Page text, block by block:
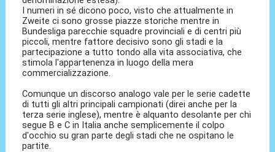
I numeri in sé dicono poco, visto che attualmente in
Zweite ci sono grosse piazze storiche mentre in
Bundesliga parecchie squadre provinciali e di centri più
piccoli, mentre fattore decisivo sono gli stadi e la
partecipazione a tutto tondo alla vita associativa, che
stimola l'appartenenza in luogo della mera
commercializzazione.
Comunque un discorso analogo vale per le serie cadette
di tutti gli altri principali campionati (direi anche per la
terza serie inglese), mentre è alquanto desolante per chi
segue B e C in Italia anche semplicemente il colpo
d'occhio su gran parte degli stadi che ne ospitano le
partite.